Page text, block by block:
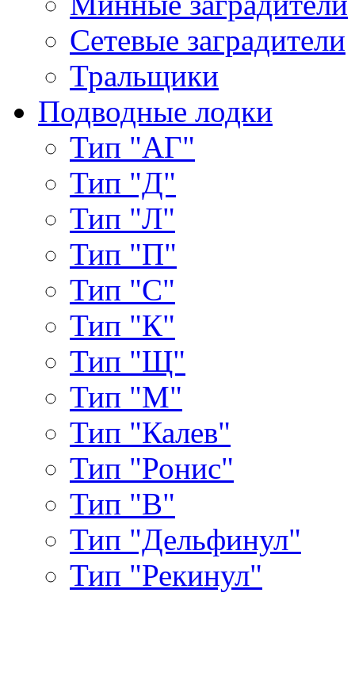
Сетевые заградители
Тральщики
Подводные лодки
Тип "АГ"
Тип "Д"
Тип "Л"
Тип "П"
Тип "С"
Тип "К"
Тип "Щ"
Тип "М"
Тип "Калев"
Тип "Ронис"
Тип "В"
Тип "Дельфинул"
Тип "Рекинул"